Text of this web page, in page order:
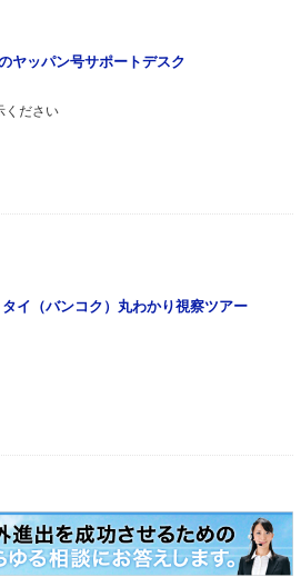
ヤッパン号サポートデスク
ください
タイ（バンコク）丸わかり視察ツアー